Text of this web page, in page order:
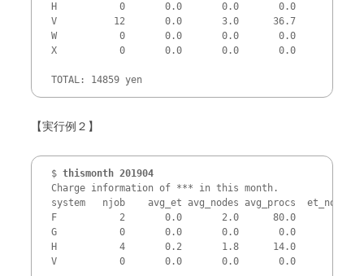
H           0       0.0       0.0       0.0       0.0
V          12       0.0       3.0      36.7       0.3
W           0       0.0       0.0       0.0       0.0
X           0       0.0       0.0       0.0       0.0
TOTAL: 14859 yen
【実行例２】
$ thismonth 201904
Charge information of *** in this month.
system   njob    avg_et avg_nodes avg_procs  et_nodes
F           2       0.0       2.0      80.0       0.3
G           0       0.0       0.0       0.0       0.0
H           4       0.2       1.8      14.0       0.9
V           0       0.0       0.0       0.0       0.0